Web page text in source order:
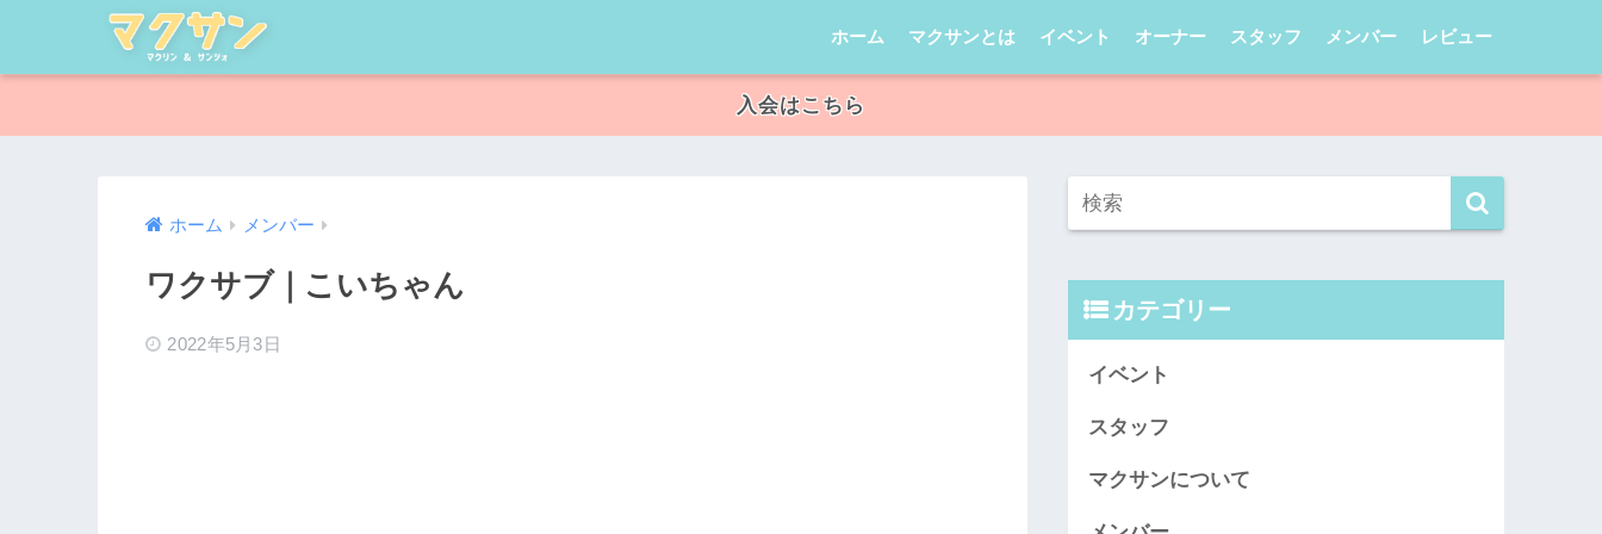
ホーム マクサンとは イベント オーナー スタッフ メンバー レビュー
入会はこちら
ホーム メンバー
ワクサブ｜こいちゃん
2022年5月3日
カテゴリー
イベント
スタッフ
マクサンについて